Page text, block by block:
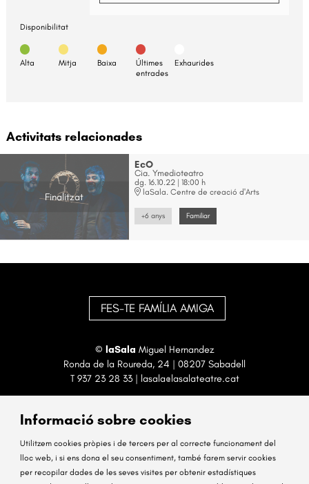
Disponibilitat
Alta Mitja Baixa
Últimes
entrades
Exhaurides
Activitats relacionades
Finalitzat
EcO
Cia. Ymedioteatro
dg. 16.10.22| 18:00 h
laSala. Centre de creació d'Arts
+6 anys Familiar
FES-TE FAMÍLIA AMIGA
© laSala Miguel Hernandez
Ronda de la Roureda, 24 | 08207 Sabadell
T 937 23 28 33| lasala@lasalateatre.cat
Sitemap Avís Legal Ús de Cookies Contactar
Informació sobre cookies
Utilitzem cookies pròpies i de tercers per al correcte funcionament del
lloc web, i si ens dona el seu consentiment, també farem servir cookies
per recopilar dades de les seves visites per obtenir estadístiques